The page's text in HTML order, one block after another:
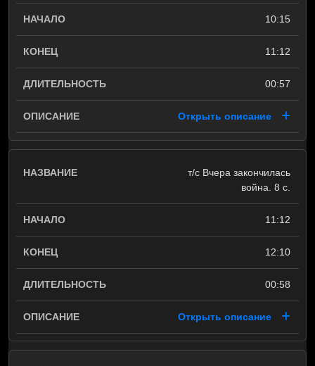
10:15
11:12
00:57
Открыть описание
т/с Вчера закончилась
война. 8 с.
11:12
12:10
00:58
Открыть описание